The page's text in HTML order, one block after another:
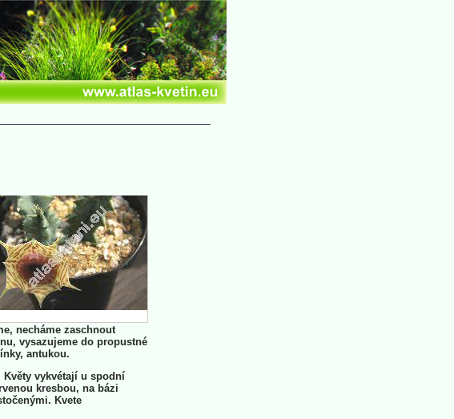
necháme zaschnout
vysazujeme do propustné
antukou.
Květy vykvétají u spodní
kresbou, na bázi
Kvete